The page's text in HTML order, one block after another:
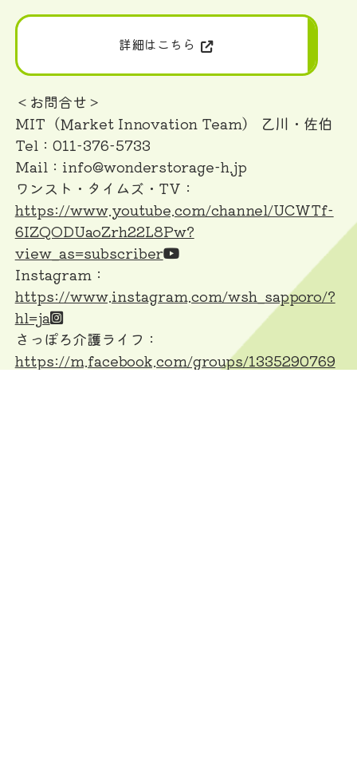
詳細はこちら
＜お問合せ＞
MIT（Ｍarket Innovation Team） 乙川・佐伯
Tel：011-376-5733
Mail：info@wonderstorage-h.jp
ワンスト・タイムズ・TV：
https://www.youtube.com/channel/UCWTf-
6IZQODUaoZrh22L8Pw?
view_as=subscriber
Instagram：
https://www.instagram.com/wsh_sapporo/?
hl=ja
さっぽろ介護ライフ：
https://m.facebook.com/groups/1335290769